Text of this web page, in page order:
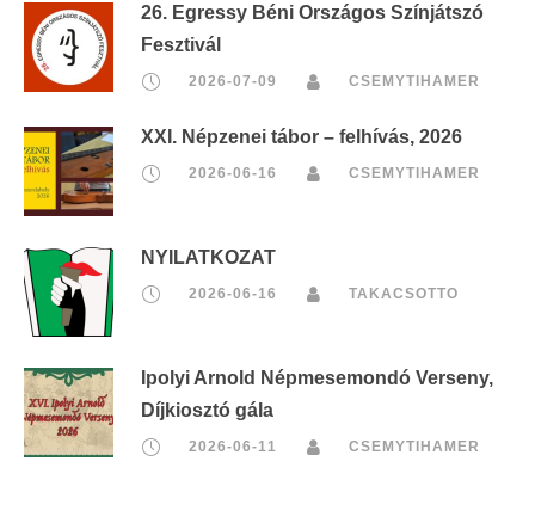
26. Egressy Béni Országos Színjátszó
Fesztivál
2026-07-09 CSEMYTIHAMER
XXI. Népzenei tábor – felhívás, 2026
2026-06-16 CSEMYTIHAMER
NYILATKOZAT
2026-06-16 TAKACSOTTO
Ipolyi Arnold Népmesemondó Verseny,
Díjkiosztó gála
2026-06-11 CSEMYTIHAMER